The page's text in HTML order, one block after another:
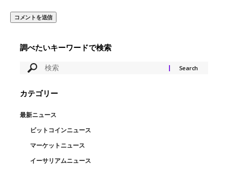
調べたいキーワードで検索
カテゴリー
最新ニュース
ビットコインニュース
マーケットニュース
イーサリアムニュース